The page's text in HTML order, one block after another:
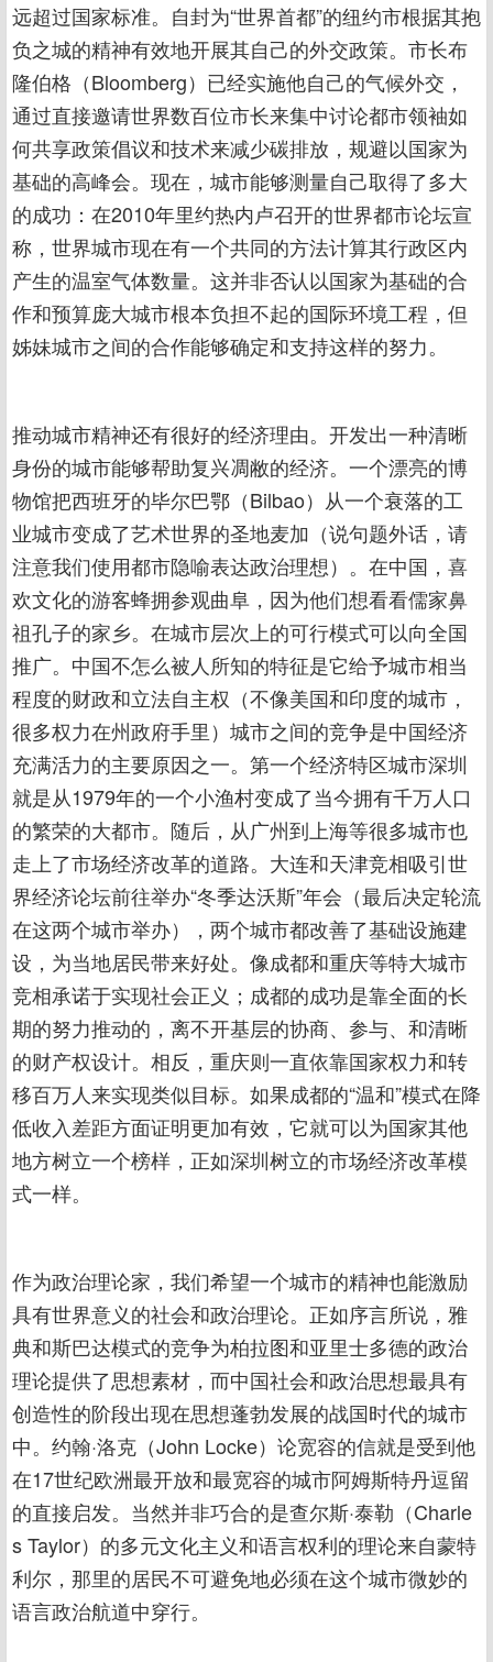
远超过国家标准。自封为“世界首都”的纽约市根据其抱
负之城的精神有效地开展其自己的外交政策。市长布
隆伯格（Bloomberg）已经实施他自己的气候外交，
通过直接邀请世界数百位市长来集中讨论都市领袖如
何共享政策倡议和技术来减少碳排放，规避以国家为
基础的高峰会。现在，城市能够测量自己取得了多大
的成功：在2010年里约热内卢召开的世界都市论坛宣
称，世界城市现在有一个共同的方法计算其行政区内
产生的温室气体数量。这并非否认以国家为基础的合
作和预算庞大城市根本负担不起的国际环境工程，但
姊妹城市之间的合作能够确定和支持这样的努力。
推动城市精神还有很好的经济理由。开发出一种清晰
身份的城市能够帮助复兴凋敝的经济。一个漂亮的博
物馆把西班牙的毕尔巴鄂（Bilbao）从一个衰落的工
业城市变成了艺术世界的圣地麦加（说句题外话，请
注意我们使用都市隐喻表达政治理想）。在中国，喜
欢文化的游客蜂拥参观曲阜，因为他们想看看儒家鼻
祖孔子的家乡。在城市层次上的可行模式可以向全国
推广。中国不怎么被人所知的特征是它给予城市相当
程度的财政和立法自主权（不像美国和印度的城市，
很多权力在州政府手里）城市之间的竞争是中国经济
充满活力的主要原因之一。第一个经济特区城市深圳
就是从1979年的一个小渔村变成了当今拥有千万人口
的繁荣的大都市。随后，从广州到上海等很多城市也
走上了市场经济改革的道路。大连和天津竞相吸引世
界经济论坛前往举办“冬季达沃斯”年会（最后决定轮流
在这两个城市举办），两个城市都改善了基础设施建
设，为当地居民带来好处。像成都和重庆等特大城市
竞相承诺于实现社会正义；成都的成功是靠全面的长
期的努力推动的，离不开基层的协商、参与、和清晰
的财产权设计。相反，重庆则一直依靠国家权力和转
移百万人来实现类似目标。如果成都的“温和”模式在降
低收入差距方面证明更加有效，它就可以为国家其他
地方树立一个榜样，正如深圳树立的市场经济改革模
式一样。
作为政治理论家，我们希望一个城市的精神也能激励
具有世界意义的社会和政治理论。正如序言所说，雅
典和斯巴达模式的竞争为柏拉图和亚里士多德的政治
理论提供了思想素材，而中国社会和政治思想最具有
创造性的阶段出现在思想蓬勃发展的战国时代的城市
中。约翰·洛克（John Locke）论宽容的信就是受到他
在17世纪欧洲最开放和最宽容的城市阿姆斯特丹逗留
的直接启发。当然并非巧合的是查尔斯·泰勒（Charle
s Taylor）的多元文化主义和语言权利的理论来自蒙特
利尔，那里的居民不可避免地必须在这个城市微妙的
语言政治航道中穿行。